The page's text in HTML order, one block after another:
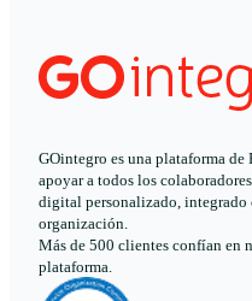
GOintegro es una plataforma de
apoyar a todos los
digital personalizado, integrado
organización.
Más de 500 clientes confían en
plataforma.